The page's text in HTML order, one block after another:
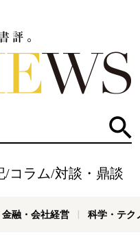
検索
/コラム/対談・鼎談
融・会社経営 科学・テク